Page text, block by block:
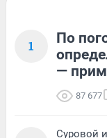
1
По
—
87 677
Суровой